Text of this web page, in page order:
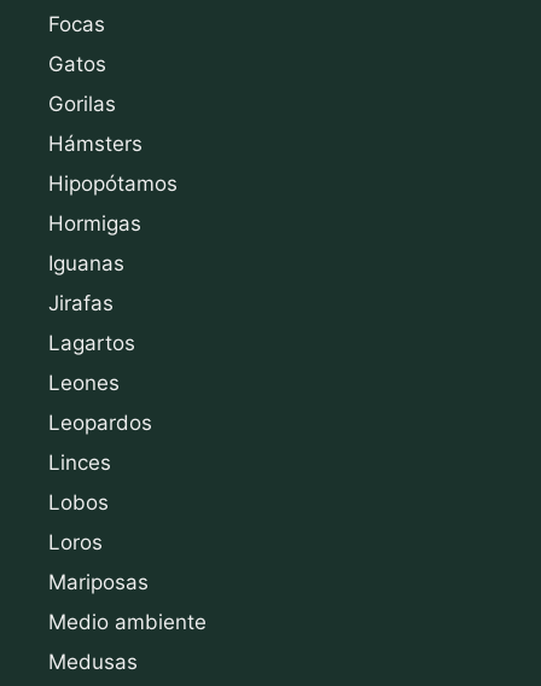
Focas
Gatos
Gorilas
Hámsters
Hipopótamos
Hormigas
Iguanas
Jirafas
Lagartos
Leones
Leopardos
Linces
Lobos
Loros
Mariposas
Medio ambiente
Medusas